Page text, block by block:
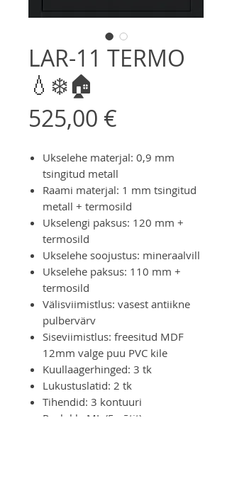
LAR-11 TERMO
💧❄️🏠
525,00 €
Ukselehe materjal: 0,9 mm
tsingitud metall
Raami materjal: 1 mm tsingitud
metall + termosild
Ukselengi paksus: 120 mm +
termosild
Ukselehe soojustus: mineraalvill
Ukselehe paksus: 110 mm +
termosild
Välisviimistlus: vasest antiikne
pulbervärv
Siseviimistlus: freesitud MDF
12mm valge puu PVC kile
Kuullaagerhinged: 3 tk
Lukustuslatid: 2 tk
Tihendid: 3 kontuuri
Pealukk: ML (5 võtit)